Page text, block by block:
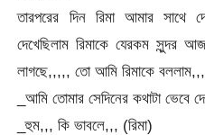
তারপরের দিন রিমা আমার
দেখেছিলাম রিমাকে যেরকম সুন্দর
লাগছে,,,,, তো আমি রিমাকে
_আমি তোমার সেদিনের কথাটা ভেবে
_হুম,,, কি ভাবলে,,, (রিমা)